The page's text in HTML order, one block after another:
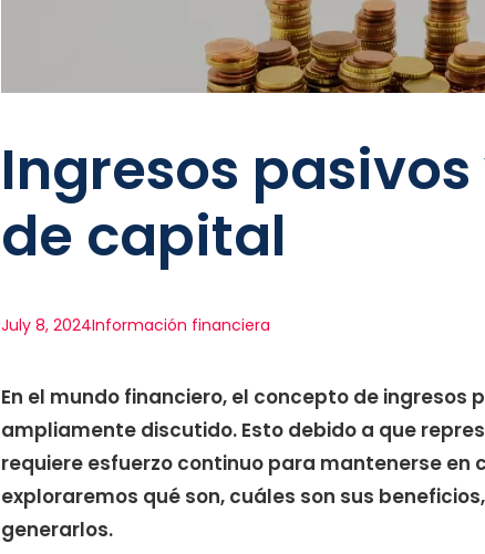
Ingresos
de capital
July 8, 2024Información financiera
En el mundo financiero, el concepto de ingresos
ampliamente discutido. Esto debido a que
requiere esfuerzo continuo para mantenerse en
exploraremos qué son, cuáles son sus
generarlos.